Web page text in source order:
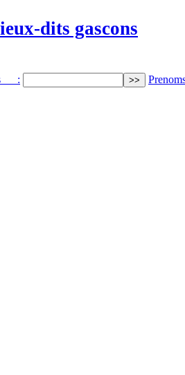
dits gascons
: